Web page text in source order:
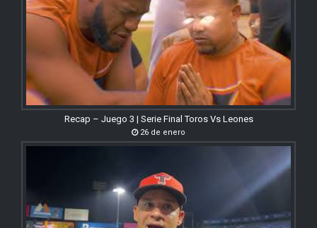
Recap – Juego 3 | Serie Final Toros Vs Leones
26 de enero